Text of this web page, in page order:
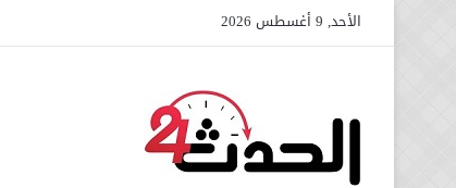
الأحد, 9 أغسطس 2026